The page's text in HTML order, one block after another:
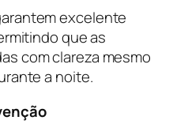
excelente
que as
com clareza mesmo
a noite.